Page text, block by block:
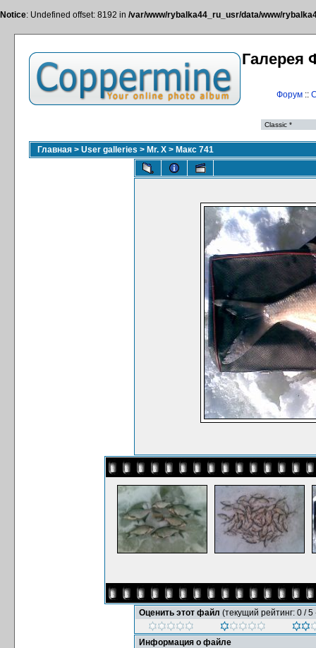
Notice: Undefined offset: 8192 in /var/www/rybalka44_ru_usr/data/www/
Галерея
Форум::
Главная > User galleries > Mr. X > Макс 741
Оценить этот файл (текущий рейтинг: 0 / 5
Информация о файле